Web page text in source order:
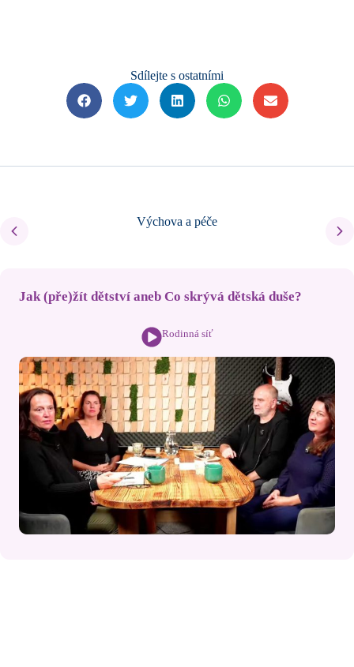
Sdílejte s ostatními
Výchova a péče
Jak (pře)žít dětství aneb Co skrývá dětská duše?
Rodinná síť